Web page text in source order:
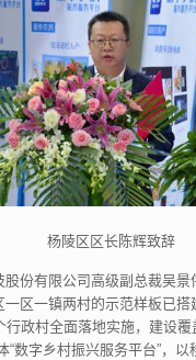
杨陵区区长陈辉致辞
股份有限公司高级副总裁吴景
一区一镇两村的示范样板已
行政村全面落地实施，建设
“数字乡村振兴服务平台”，以